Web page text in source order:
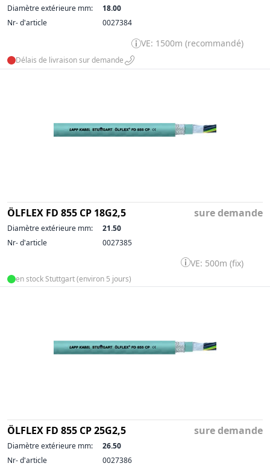
Diamètre extérieure mm:
18.00
Nr- d'article
0027384
VE: 1500m (recommandé)
Délais de livraison sur demande
ÖLFLEX FD 855 CP 18G2,5 sure demande
Diamètre extérieure mm:
21.50
Nr- d'article
0027385
VE: 500m (fix)
en stock Stuttgart (environ 5 jours)
ÖLFLEX FD 855 CP 25G2,5 sure demande
Diamètre extérieure mm:
26.50
Nr- d'article
0027386